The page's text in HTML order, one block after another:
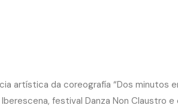
artística da coreografía “Dos minutos
festival Danza Non Claustro e